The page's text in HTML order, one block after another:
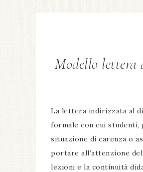
Modello lettera
La lettera indirizzata al
formale con cui studenti,
situazione di carenza o
portare all’attenzione
lezioni e la continuità